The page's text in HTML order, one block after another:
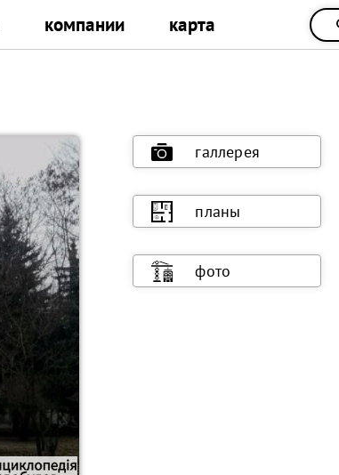
компании карта
галлерея
планы
фото